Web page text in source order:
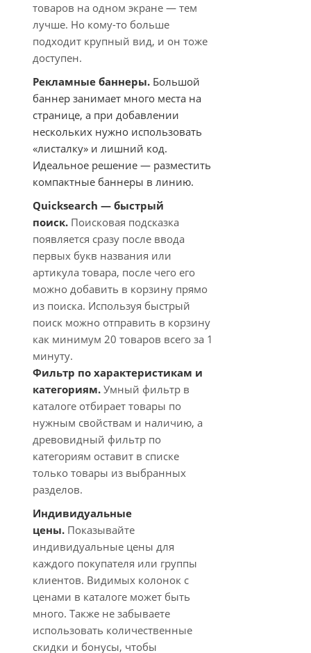
товаров на одном экране — тем
лучше. Но кому-то больше
подходит крупный вид, и он тоже
доступен.
Рекламные баннеры. Большой
баннер занимает много места на
странице, а при добавлении
нескольких нужно использовать
«листалку» и лишний код.
Идеальное решение — разместить
компактные баннеры в линию.
Quicksearch — быстрый
поиск. Поисковая подсказка
появляется сразу после ввода
первых букв названия или
артикула товара, после чего его
можно добавить в корзину прямо
из поиска. Используя быстрый
поиск можно отправить в корзину
как минимум 20 товаров всего за 1
минуту.
Фильтр по характеристикам и
категориям. Умный фильтр в
каталоге отбирает товары по
нужным свойствам и наличию, а
древовидный фильтр по
категориям оставит в списке
только товары из выбранных
разделов.
Индивидуальные
цены. Показывайте
индивидуальные цены для
каждого покупателя или группы
клиентов. Видимых колонок с
ценами в каталоге может быть
много. Также не забываете
использовать количественные
скидки и бонусы, чтобы